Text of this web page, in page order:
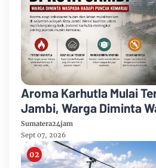
Aroma Karhutla Mulai
Jambi, Warga Diminta
Puncak Kemarau
Sumatera24jam
Sept 07, 2026